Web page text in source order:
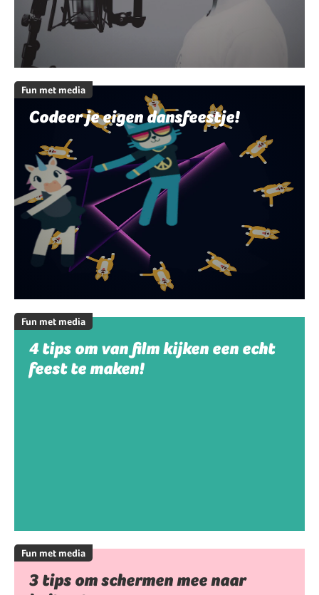
Fun met media
Codeer je eigen dansfeestje!
Fun met media
4 tips om van film kijken een echt
feest te maken!
Fun met media
3 tips om schermen mee naar